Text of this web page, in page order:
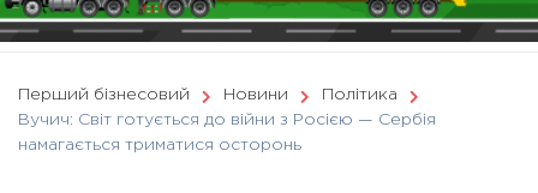
Перший бізнесовий Новини
Політика
Вучич: Світ готується до війни з Росією — Сербія
намагається триматися осторонь